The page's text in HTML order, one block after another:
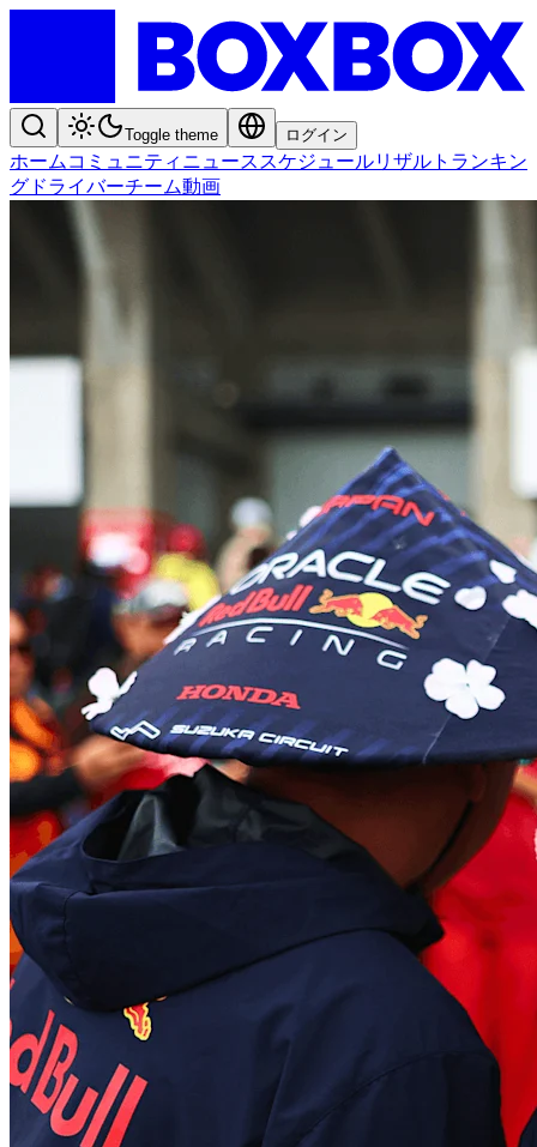
Toggle theme ログイン
ホーム コミュニティ ニュース スケジュールリザルト ランキン
グ ドライバーチーム動画